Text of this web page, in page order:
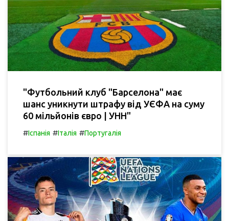
"Футбольний клуб "Барселона" має
шанс уникнути штрафу від УЄФА на суму
60 мільйонів євро | УНН"
#Іспанія #Італія #Португалія